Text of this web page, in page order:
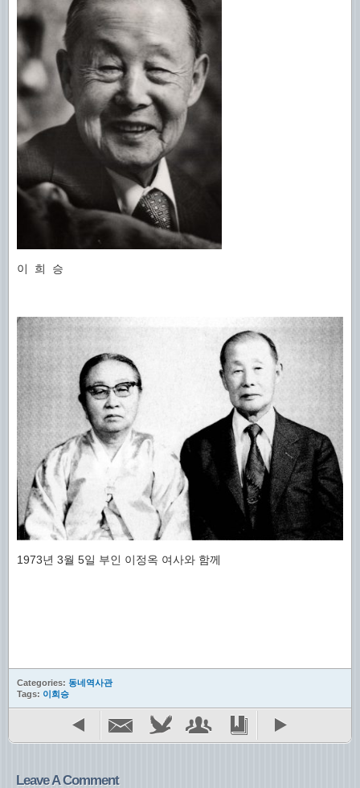
이 희 승
1973년 3월 5일 부인 이정옥 여사와 함께
Categories: 동네역사관
Tags: 이희승
Leave A Comment